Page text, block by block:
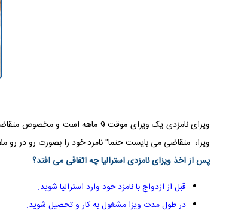
ویزا، متقاضی می بایست حتما" نامزد خود را بصورت رو در رو ملاقات
پس از اخذ ویزاینامزدیاسترالیا چه اتفاقی می افتد؟
قبل از ازدواج با نامزد خود وارد استرالیا شوید.
در طول مدت ویزا مشغول به کار و تحصیل شوید.